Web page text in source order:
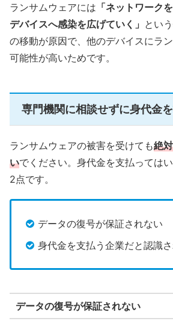
ランサムウェアには 「ネットワーク
デバイスへ感染を広げていく」 とい
の移動が原因で、他のデバイスにラ
可能性が高いためです。
専門機関に相談せずに身代金
ランサムウェアの被害を受けても絶
いでください。身代金を支払っては
2点です。
データの復号が保証されない
身代金を支払う企業だと認識
データの復号が保証されない